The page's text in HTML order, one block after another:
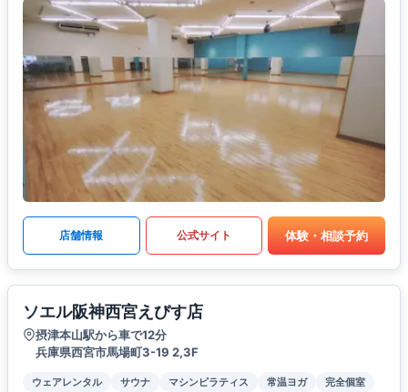
店舗情報 公式サイト 体験・相談予約
ソエル阪神西宮えびす店
摂津本山駅から車で12分
兵庫県西宮市馬場町3-19 2,3F
ウェアレンタル サウナ マシンピラティス 常温ヨガ
完全個室